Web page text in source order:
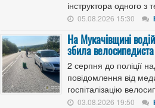
інструктора одного з
05.08.2026 15:30
На Мукачівщині
збила велосипедиста
2 серпня до поліції
повідомлення від
госпіталізацію
03.08.2026 19:50